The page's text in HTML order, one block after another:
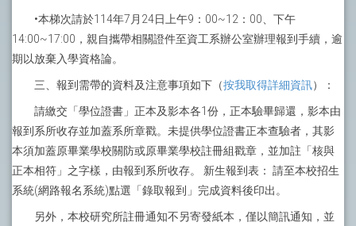
•本梯次請於114年7月24日上午9：00~12：00、下午
14:00~17:00，親自攜帶相關證件至資工系辦公室辦理報到手續，逾
期以放棄入學資格論。
三、報到需帶的資料及注意事項如下（按我取得詳細資訊）：
請繳交「學位證書」正本及影本各1份，正本驗畢歸還，影本由
報到系所收存並加蓋系所章戳。未提供學位證書正本查驗者，其影
本須加蓋原畢業學校關防或原畢業學校註冊組戳章，並加註「核與
正本相符」之字樣，由報到系所收存。 新生報到表： 請至本校招生
系統(網路報名系統)點選「錄取報到」完成資料後印出。
另外，本校研究所註冊通知不另寄發紙本，僅以簡訊通知，並